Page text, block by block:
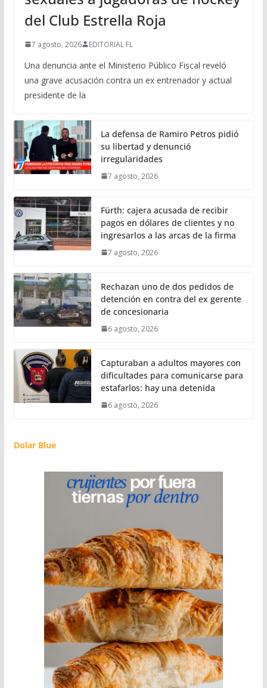
del Club Estrella Roja
7 agosto, 2026 EDITORIAL FL
Una denuncia ante el Ministerio Público Fiscal reveló
una grave acusación contra un ex entrenador y actual
presidente de la
La defensa de Ramiro Petros pidió
su libertad y denunció
irregularidades
7 agosto, 2026
Fürth: cajera acusada de recibir
pagos en dólares de clientes y no
ingresarlos a las arcas de la firma
7 agosto, 2026
Rechazan uno de dos pedidos de
detención en contra del ex gerente
de concesionaria
6 agosto, 2026
Capturaban a adultos mayores con
dificultades para comunicarse para
estafarlos: hay una detenida
6 agosto, 2026
Dolar Blue